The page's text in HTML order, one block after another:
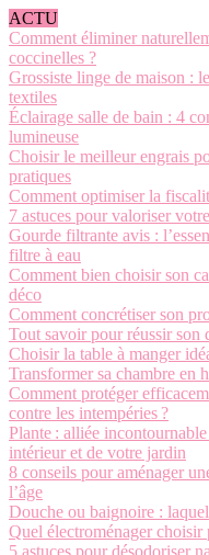
ACTU
Comment éliminer
coccinelles ?
Grossiste linge de maison :
textiles
Éclairage salle de bain : 4
lumineuse
Choisir le meilleur engrais
pratiques
Comment optimiser la
7 astuces pour valoriser
Gourde filtrante avis :
filtre à eau
Comment bien choisir son
déco
Comment concrétiser son
Tout savoir pour réussir son
Choisir la table à manger
Transformer sa chambre en
Comment protéger
contre les intempéries ?
Plante : alliée
intérieur et de votre jardin
8 conseils pour aménager
l’âge
Douche ou baignoire :
Quel électroménager choisir
5 astuces pour désodoriser